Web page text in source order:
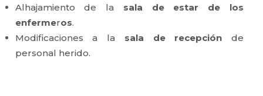
Alhajamiento de la sala de estar de los
enfermeros.
Modificaciones a la sala de recepción de
personal herido.